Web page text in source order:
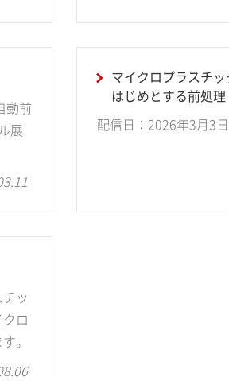
動前
展
マイクロプラスチ
はじめとする前処
配信日：2026年3月3
ッ
ロ
。